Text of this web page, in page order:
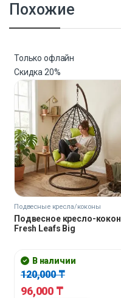
Похожие
Только офлайн
Скидка 20%
Подвесные кресла/коконы
Подвесное кресло-кокон
Fresh Leafs Big
В наличии
120,000₸
96,000 ₸